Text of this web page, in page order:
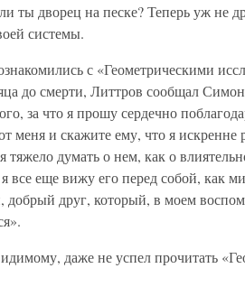
ты дворец на песке? Теперь уж не
системы.
с «Геометрическими
до смерти, Литтров сообщал
за что я прошу сердечно
меня и скажите ему, что я
думать о нем, как о
я все еще вижу его перед собой, как
добрый друг, который, в моем
даже не успел прочитать